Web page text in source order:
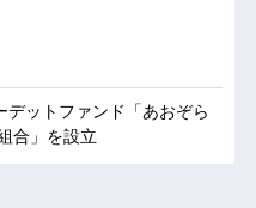
デットファンド「あおぞら
合」を設立